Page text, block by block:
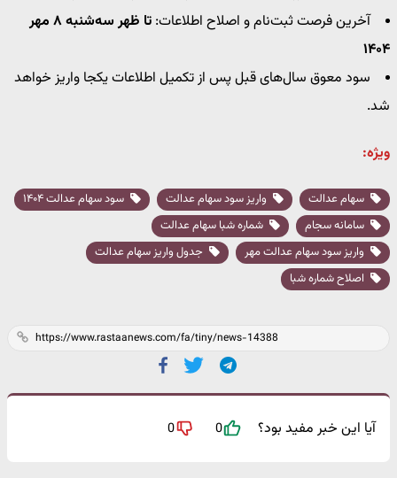
آخرین فرصت ثبت‌نام و اصلاح اطلاعات:
تا ظهر سه‌شنبه ۸ مهر
۱۴۰۴
سود معوق سال‌های قبل پس از تکمیل اطلاعات یکجا واریز خواهد
شد.
ویژه:
سهام عدالت واریز سود سهام عدالت
سود سهام عدالت ۱۴۰۴
سامانه سجام
شماره شبا سهام عدالت
واریز سود سهام عدالت مهر
جدول واریز سهام عدالت
اصلاح شماره شبا
آیا این خبر مفید بود؟ 0
0